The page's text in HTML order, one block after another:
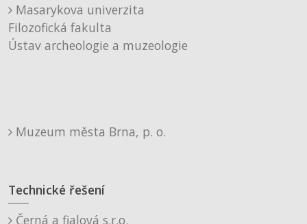
Masarykova univerzita
Filozofická fakulta
Ústav archeologie a muzeologie
Muzeum města Brna, p. o.
Technické řešení
Černá a fialová s.r.o.